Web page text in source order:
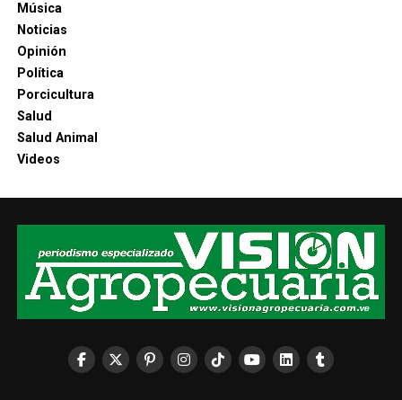
Música
Noticias
Opinión
Política
Porcicultura
Salud
Salud Animal
Videos